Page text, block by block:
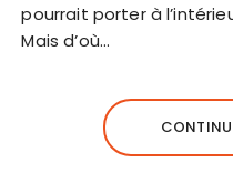
pourrait porter à
Mais d’où…